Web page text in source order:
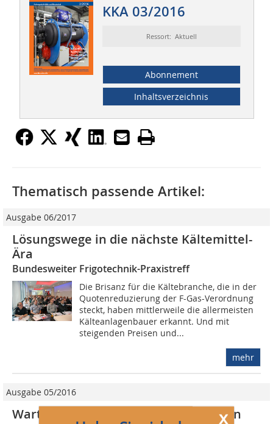
KKA 03/2016
Ressort: Aktuell
Abonnement
Inhaltsverzeichnis
x
Thematisch passende Artikel:
Ausgabe 06/2017
Lösungswege in die nächste Kältemittel-
Ära
Bundesweiter Frigotechnik-Praxistreff
Die Brisanz für die Kältebranche, die in der
Quotenreduzierung der F-Gas-Verordnung
steckt, haben mittlerweile die allermeisten
Kälteanlagenbauer erkannt. Und mit
steigenden Preisen und...
mehr
Ausgabe 05/2016
Wartung von Anlagen mit alternativen